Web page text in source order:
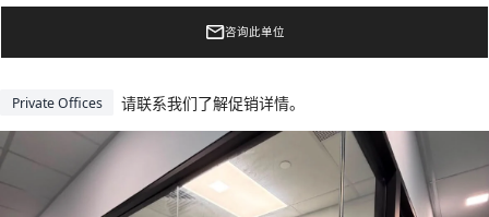
咨询此单位
Private Offices 请联系我们了解促销详情。